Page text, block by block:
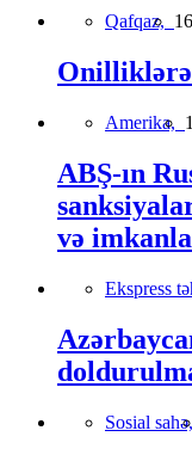
Qafqaz,
Onilliklərə
Amerika,
ABŞ-ın
və
Ekspress
Sosial sahə,